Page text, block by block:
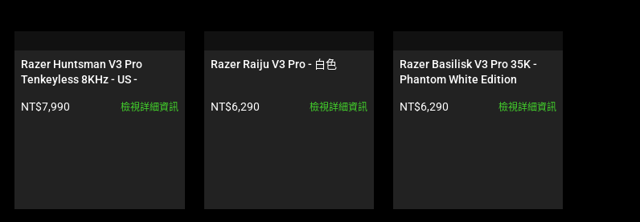
Razer Huntsman V3 Pro
Tenkeyless 8KHz - US -
產品價格:
NT$7,990 檢視詳細資訊
Razer Raiju V3 Pro - 白色
產品價格:
NT$6,290 檢視詳細資訊
Razer Basilisk V3 Pro 35K -
Phantom White Edition
產品價格:
NT$6,290 檢視詳細資訊